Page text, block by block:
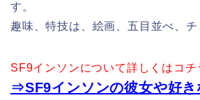
す。
趣味、特技は、絵画、五目並べ、チ
SF9インソンについて詳しくはコチ
⇒SF9インソンの彼女や好き